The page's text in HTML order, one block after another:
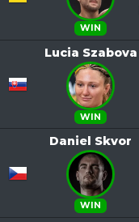
WIN
Lucia Szabova
WIN
Daniel Skvor
WIN